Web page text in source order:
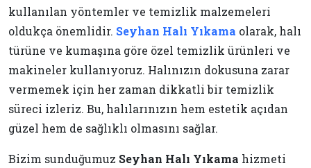
kullanılan yöntemler ve temizlik malzemeleri
oldukça önemlidir. Seyhan Halı Yıkama olarak, halı
türüne ve kumaşına göre özel temizlik ürünleri ve
makineler kullanıyoruz. Halınızın dokusuna zarar
vermemek için her zaman dikkatli bir temizlik
süreci izleriz. Bu, halılarınızın hem estetik açıdan
güzel hem de sağlıklı olmasını sağlar.
Bizim sunduğumuz Seyhan Halı Yıkama hizmeti